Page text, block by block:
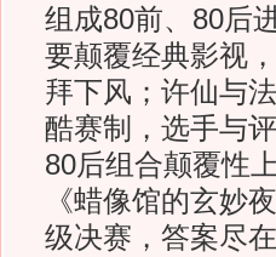
组成80前、80后
要颠覆经典影视
拜下风；许仙与
酷赛制，选手与
80后组合颠覆性
《蜡像馆的玄妙
级决赛，答案尽